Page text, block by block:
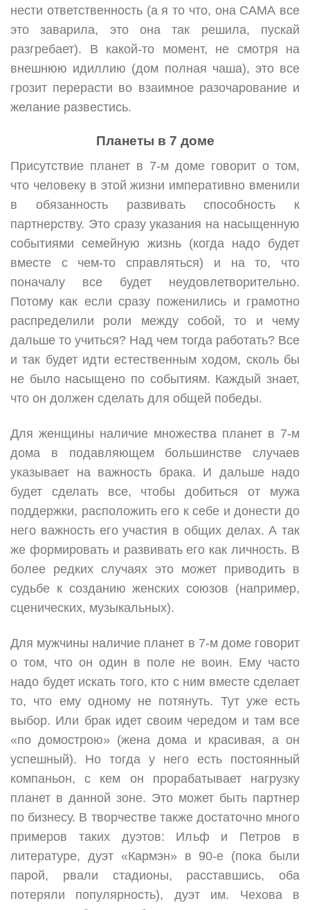
нести ответственность (а я то что, она САМА все
это заварила, это она так решила, пускай
разгребает). В какой-то момент, не смотря на
внешнюю идиллию (дом полная чаша), это все
грозит перерасти во взаимное разочарование и
желание развестись.
Планеты в 7 доме
Присутствие планет в 7-м доме говорит о том,
что человеку в этой жизни императивно вменили
в обязанность развивать способность к
партнерству. Это сразу указания на насыщенную
событиями семейную жизнь (когда надо будет
вместе с чем-то справляться) и на то, что
поначалу все будет неудовлетворительно.
Потому как если сразу поженились и грамотно
распределили роли между собой, то и чему
дальше то учиться? Над чем тогда работать? Все
и так будет идти естественным ходом, сколь бы
не было насыщено по событиям. Каждый знает,
что он должен сделать для общей победы.
Для женщины наличие множества планет в 7-м
дома в подавляющем большинстве случаев
указывает на важность брака. И дальше надо
будет сделать все, чтобы добиться от мужа
поддержки, расположить его к себе и донести до
него важность его участия в общих делах. А так
же формировать и развивать его как личность. В
более редких случаях это может приводить в
судьбе к созданию женских союзов (например,
сценических, музыкальных).
Для мужчины наличие планет в 7-м доме говорит
о том, что он один в поле не воин. Ему часто
надо будет искать того, кто с ним вместе сделает
то, что ему одному не потянуть. Тут уже есть
выбор. Или брак идет своим чередом и там все
«по домострою» (жена дома и красивая, а он
успешный). Но тогда у него есть постоянный
компаньон, с кем он прорабатывает нагрузку
планет в данной зоне. Это может быть партнер
по бизнесу. В творчестве также достаточно много
примеров таких дуэтов: Ильф и Петров в
литературе, дуэт «Кармэн» в 90-е (пока были
парой, рвали стадионы, расставшись, оба
потеряли популярность), дуэт им. Чехова в